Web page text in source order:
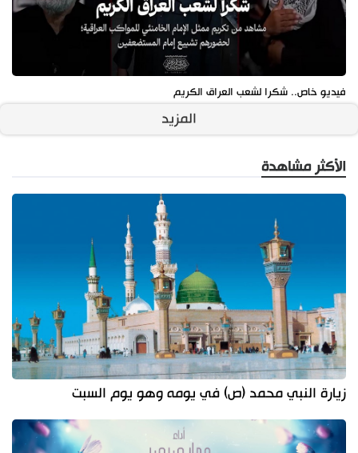
فيديو خاص.. شكرا لشعب العراق الكريم
المزيد
الأكثر مشاهدة
زيارة النبي محمد (ص) في يومه وهو يوم السبت